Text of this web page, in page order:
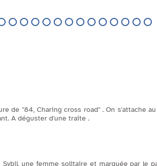
évoque la société libérale
de "84, Charing cross road" . On s'attache
A déguster d'une traite .
une femme solitaire et marquée par le